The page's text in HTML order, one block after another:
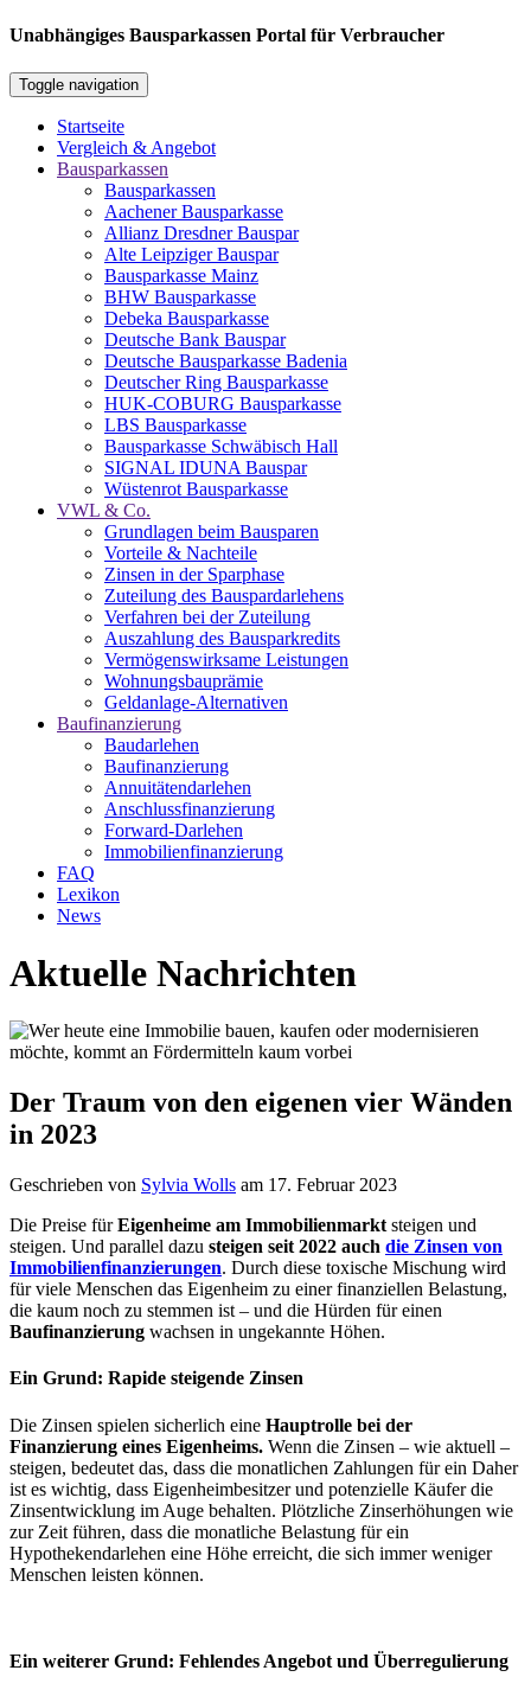
Unabhängiges Bausparkassen Portal für Verbraucher
Toggle navigation
Startseite
Vergleich & Angebot
Bausparkassen
Bausparkassen
Aachener Bausparkasse
Allianz Dresdner Bauspar
Alte Leipziger Bauspar
Bausparkasse Mainz
BHW Bausparkasse
Debeka Bausparkasse
Deutsche Bank Bauspar
Deutsche Bausparkasse Badenia
Deutscher Ring Bausparkasse
HUK-COBURG Bausparkasse
LBS Bausparkasse
Bausparkasse Schwäbisch Hall
SIGNAL IDUNA Bauspar
Wüstenrot Bausparkasse
VWL & Co.
Grundlagen beim Bausparen
Vorteile & Nachteile
Zinsen in der Sparphase
Zuteilung des Bauspardarlehens
Verfahren bei der Zuteilung
Auszahlung des Bausparkredits
Vermögenswirksame Leistungen
Wohnungsbauprämie
Geldanlage-Alternativen
Baufinanzierung
Baudarlehen
Baufinanzierung
Annuitätendarlehen
Anschlussfinanzierung
Forward-Darlehen
Immobilienfinanzierung
FAQ
Lexikon
News
Aktuelle Nachrichten
Der Traum von den eigenen vier Wänden
in 2023
Geschrieben von Sylvia Wolls am 17. Februar 2023
Die Preise fürEigenheime am Immobilienmarkt steigen und
steigen. Und parallel dazu steigen seit 2022 auch die Zinsen von
Immobilienfinanzierungen. Durch diese toxische Mischung wird
für viele Menschen das Eigenheim zu einer finanziellen Belastung,
die kaum noch zu stemmen ist – und die Hürden für einen
Baufinanzierung wachsen in ungekannte Höhen.
Ein Grund: Rapide steigende Zinsen
Die Zinsen spielen sicherlich eine Hauptrolle bei der
Finanzierung eines Eigenheims. Wenn die Zinsen – wie aktuell –
steigen, bedeutet das, dass die monatlichen Zahlungen für ein Daher
ist es wichtig, dass Eigenheimbesitzer und potenzielle Käufer die
Zinsentwicklung im Auge behalten. Plötzliche Zinserhöhungen wie
zur Zeit führen, dass die monatliche Belastung für ein
Hypothekendarlehen eine Höhe erreicht, die sich immer weniger
Menschen leisten können.
Ein weiterer Grund: Fehlendes Angebot und Überregulierung